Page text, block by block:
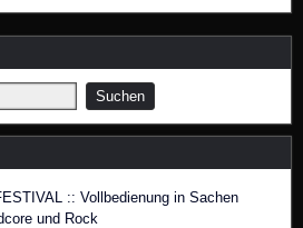
:: Vollbedienung in Sachen
und Rock